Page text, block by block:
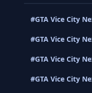
#GTA Vice City
#GTA Vice City
#GTA Vice City
#GTA Vice City